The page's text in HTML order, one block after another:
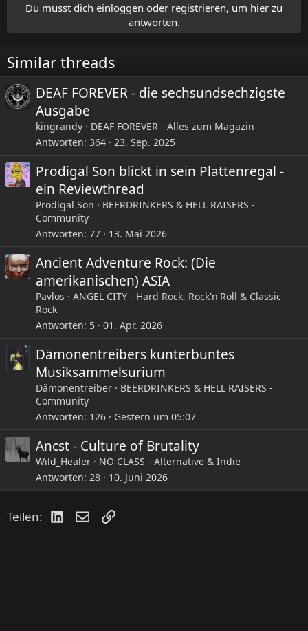
o
n
e
n
:
Du musst dich einloggen oder registrieren, um hier zu
antworten.
Similar threads
DEAF FOREVER - die sechsundsechzigste
Ausgabe
kingrandy
DEAF FOREVER - Alles zum Magazin
Antworten 364 23. Sep. 2025
Prodigal Son blickt in sein Plattenregal -
ein Reviewthread
Prodigal Son
BEERDRINKERS & HELL RAISERS -
Community
Antworten 77 13. Mai 2026
Ancient Adventure Rock: (Die
amerikanischen) ASIA
Pavlos
ANGEL CITY - Hard Rock, Rock'n'Roll & Classic
Rock
Antworten 5 01. Apr. 2026
Dämonentreibers kunterbuntes
Musiksammelsurium
Dämonentreiber
BEERDRINKERS & HELL RAISERS -
Community
Antworten 126 Gestern um 05:07
Ancst - Culture of Brutality
Wild_Healer
NO CLASS - Alternative & Indie
Antworten 28 10. Juni 2026
Teilen: LinkedIn
E-MailLink